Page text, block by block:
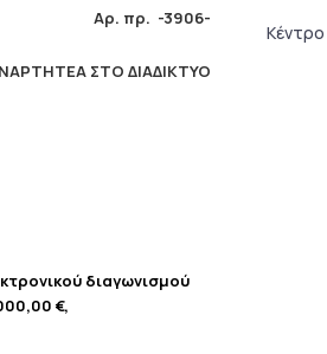
Αρ. πρ. -3906-
ΣΤΟ ΔΙΑΔΙΚΤΥΟ
διαγωνισμού
€,